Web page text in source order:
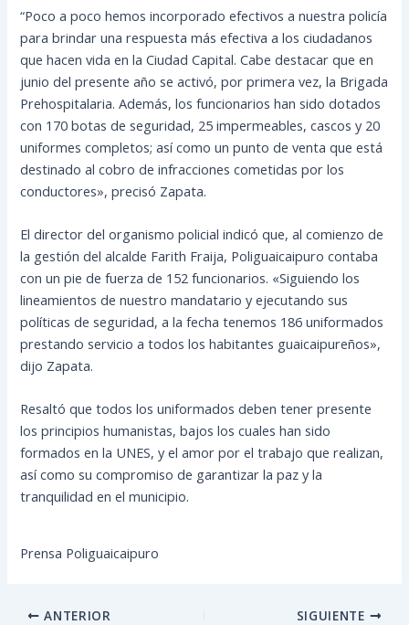
“Poco a poco hemos incorporado efectivos a nuestra policía
para brindar una respuesta más efectiva a los ciudadanos
que hacen vida en la Ciudad Capital. Cabe destacar que en
junio del presente año se activó, por primera vez, la Brigada
Prehospitalaria. Además, los funcionarios han sido dotados
con 170 botas de seguridad, 25 impermeables, cascos y 20
uniformes completos; así como un punto de venta que está
destinado al cobro de infracciones cometidas por los
conductores», precisó Zapata.
El director del organismo policial indicó que, al comienzo de
la gestión del alcalde Farith Fraija, Poliguaicaipuro contaba
con un pie de fuerza de 152 funcionarios. «Siguiendo los
lineamientos de nuestro mandatario y ejecutando sus
políticas de seguridad, a la fecha tenemos 186 uniformados
prestando servicio a todos los habitantes guaicaipureños»,
dijo Zapata.
Resaltó que todos los uniformados deben tener presente
los principios humanistas, bajos los cuales han sido
formados en la UNES, y el amor por el trabajo que realizan,
así como su compromiso de garantizar la paz y la
tranquilidad en el municipio.
Prensa Poliguaicaipuro
ANTERIOR SIGUIENTE